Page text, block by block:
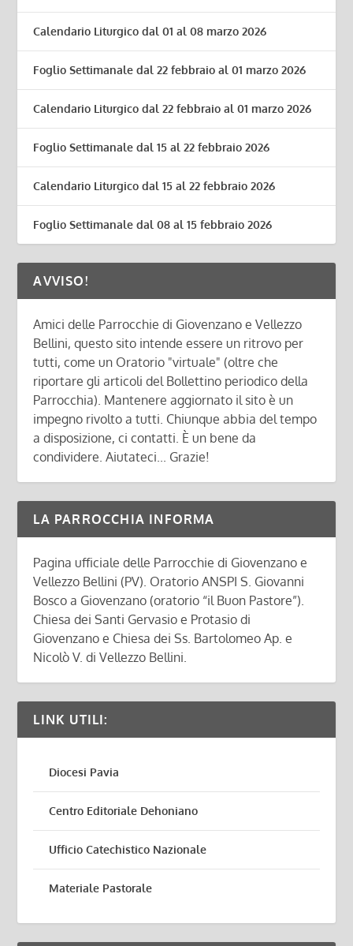
Calendario Liturgico dal 01 al 08 marzo 2026
Foglio Settimanale dal 22 febbraio al 01 marzo 2026
Calendario Liturgico dal 22 febbraio al 01 marzo 2026
Foglio Settimanale dal 15 al 22 febbraio 2026
Calendario Liturgico dal 15 al 22 febbraio 2026
Foglio Settimanale dal 08 al 15 febbraio 2026
AVVISO!
Amici delle Parrocchie di Giovenzano e Vellezzo
Bellini, questo sito intende essere un ritrovo per
tutti, come un Oratorio "virtuale" (oltre che
riportare gli articoli del Bollettino periodico della
Parrocchia). Mantenere aggiornato il sito è un
impegno rivolto a tutti. Chiunque abbia del tempo
a disposizione, ci contatti. È un bene da
condividere. Aiutateci... Grazie!
LA PARROCCHIA INFORMA
Pagina ufficiale delle Parrocchie di Giovenzano e
Vellezzo Bellini (PV). Oratorio ANSPI S. Giovanni
Bosco a Giovenzano (oratorio “il Buon Pastore”).
Chiesa dei Santi Gervasio e Protasio di
Giovenzano e Chiesa dei Ss. Bartolomeo Ap. e
Nicolò V. di Vellezzo Bellini.
LINK UTILI:
Diocesi Pavia
Centro Editoriale Dehoniano
Ufficio Catechistico Nazionale
Materiale Pastorale